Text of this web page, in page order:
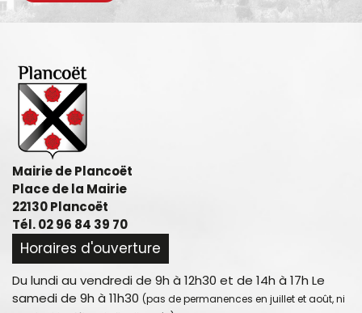
Mairie de Plancoët
Place de la Mairie
22130 Plancoët
Tél. 02 96 84 39 70
Horaires d'ouverture
Du lundi au vendredi de 9h à 12h30 et de 14h à 17h Le
samedi de 9h à 11h30 (pas de permanences en juillet et août, ni